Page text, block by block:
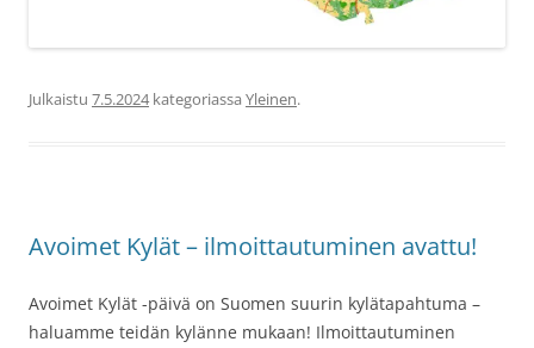
Julkaistu 7.5.2024kategoriassa Yleinen.
Avoimet Kylät – ilmoittautuminen avattu!
Avoimet Kylät -päivä on Suomen suurin kylätapahtuma –
haluamme teidän kylänne mukaan! Ilmoittautuminen